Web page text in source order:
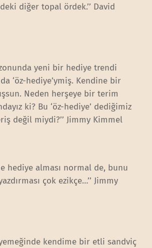
diğer topal ördek.’’ David
yeni bir hediye trendi
‘öz-hediye’ymiş. Kendine bir
Neden herşeye bir terim
ki? Bu ‘öz-hediye’ dediğimiz
değil miydi?’’ Jimmy Kimmel
hediye alması normal de, bunu
çok ezikçe…’’ Jimmy
yemeğinde kendime bir etli sandviç